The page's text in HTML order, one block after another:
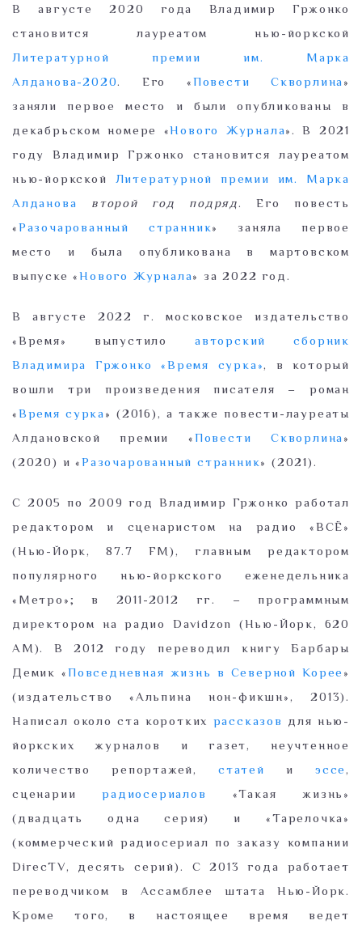
В августе 2020 года Владимир Гржонко
становится лауреатом нью-йоркской
Литературной премии им. Марка
Алданова-2020. Его «Повести Скворлина»
заняли первое место и были опубликованы в
декабрьском номере «Нового Журнала». В 2021
году Владимир Гржонко становится лауреатом
нью-йоркской Литературной премии им. Марка
Алданова
второй год подряд. Его повесть
«Разочарованный странник» заняла первое
место и была опубликована в мартовском
выпуске «Нового Журнала» за 2022 год.
В августе 2022 г. московское издательство
«Время» выпустилоавторский сборник
Владимира Гржонко «Время сурка», в который
вошли три произведения писателя – роман
«Время сурка» (2016), а также повести-лауреаты
Алдановской премии «Повести Скворлина»
(2020) и «Разочарованный странник» (2021).
C 2005 по 2009 год Владимир Гржонко работал
редактором и сценаристом на радио «ВСЁ»
(Нью-Йорк, 87.7 FM), главным редактором
популярного нью-йоркского еженедельника
«Метро»; в 2011-2012 гг. – программным
директором на радио Davidzon (Нью-Йорк, 620
AM). В 2012 году переводил книгу Барбары
Демик «Повседневная жизнь в Северной Корее »
(издательство «Альпина нон-фикшн», 2013).
Написал около ста коротких рассказов
для нью-
йоркских журналов и газет, неучтенное
количество репортажей,статей и эссе ,
сценариирадиосериалов
«Такая жизнь»
(двадцать одна серия) и «Тарелочка»
(коммерческий радиосериал по заказу компании
DirecTV, десять серий). С 2013 года работает
переводчиком в Ассамблее штата Нью-Йорк.
Кроме того, в настоящее время ведет